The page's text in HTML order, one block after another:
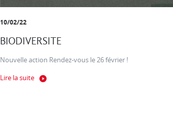
10/02/22
BIODIVERSITE
Nouvelle action Rendez-vous le 26 février !
Lire la suite